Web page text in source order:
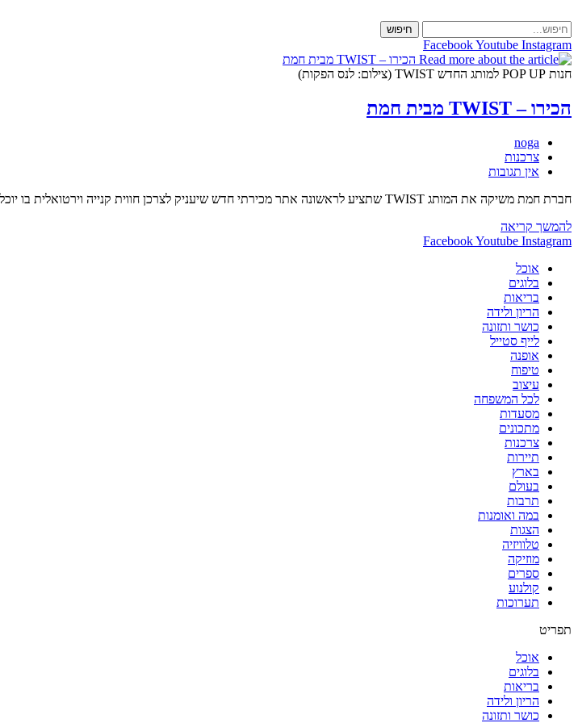
to
content
חיפוש
FacebookYoutube Instagram
חנות POP UP למותג החדש TWIST (צילום: לנס הפקות)
הכירו – TWIST מבית חמת
מחבר:
noga
קטגוריה:
צרכנות
תגובות:
אין תגובות
חברת חמת משיקה את המותג TWIST שתציע לראשונה אתר מכירתי חדש שיעניק לצרכן חווית קנייה וירטואלית בו יוכל לעצב ברז על פי טעמו האישי מתוך מעל ל- 50 אלף אופציות…
להמשך קריאההכירו
–
FacebookYoutube Instagram
אוכל
בלוגים
בריאות
הריון ולידה
כושר ותזונה
לייף סטייל
אופנה
טיפוח
עיצוב
לכל המשפחה
מסעדות
מתכונים
צרכנות
תיירות
בארץ
בעולם
תרבות
במה ואומנות
הצגות
טלוויזיה
מוזיקה
ספרים
קולנוע
תערוכות
תפריט
אוכל
בלוגים
בריאות
הריון ולידה
כושר ותזונה